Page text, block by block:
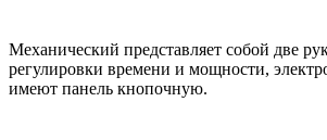
Механический представляет собой две
регулировки времени и мощности,
имеют панель кнопочную.